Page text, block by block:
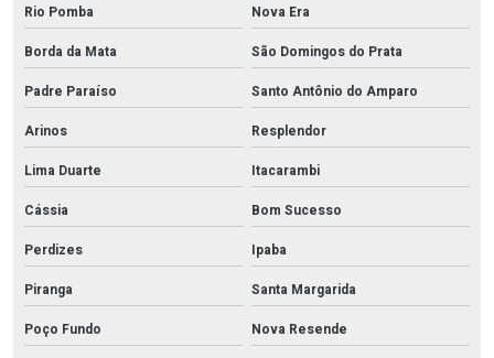
Rio Pomba
Nova Era
Borda da Mata
São Domingos do Prata
Padre Paraíso
Santo Antônio do Amparo
Arinos
Resplendor
Lima Duarte
Itacarambi
Cássia
Bom Sucesso
Perdizes
Ipaba
Piranga
Santa Margarida
Poço Fundo
Nova Resende